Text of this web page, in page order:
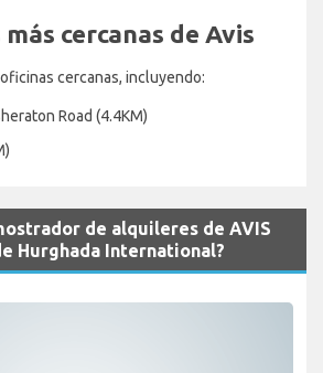
cercanas de Avis
cercanas, incluyendo:
Road (4.4KM)
de alquileres de AVIS
Hurghada International?